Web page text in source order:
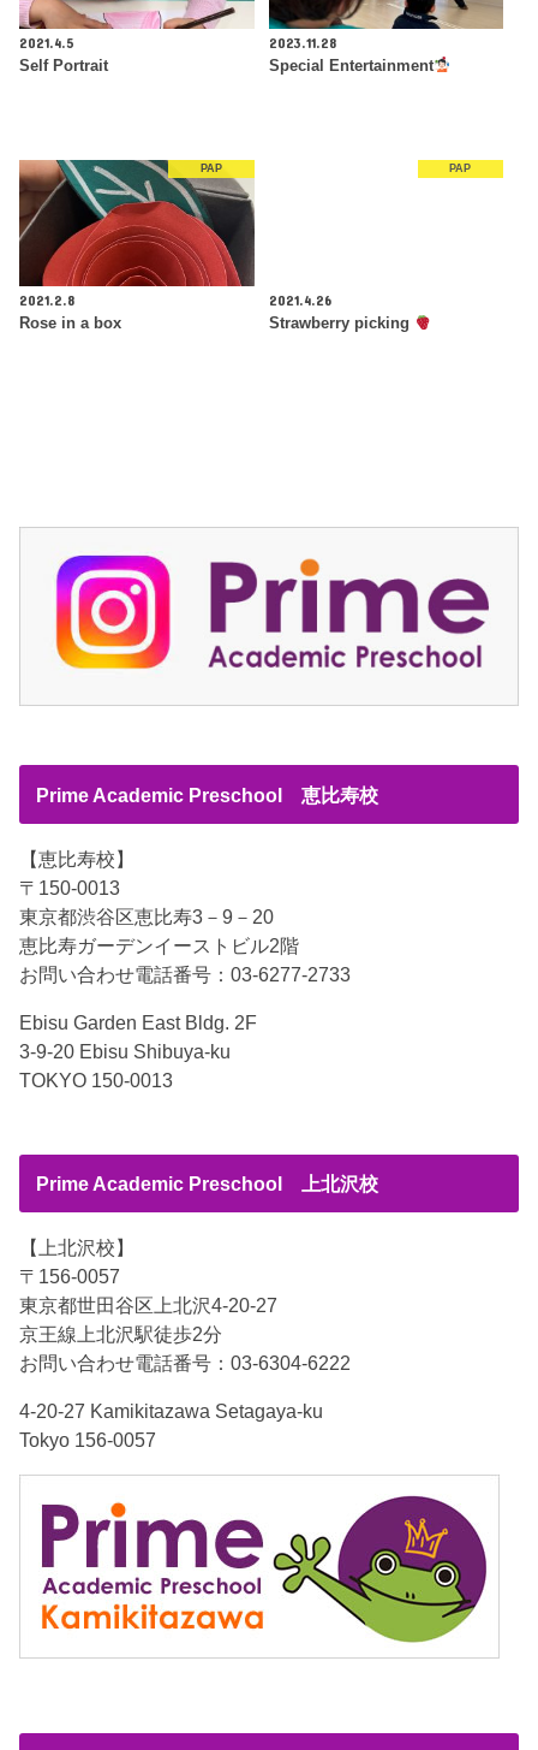
2021.4.5
Self Portrait
2023.11.28
Special Entertainment
PAP
2021.2.8
Rose in a box
PAP
2021.4.26
Strawberry picking
Prime Academic Preschool 恵比寿校
【恵比寿校】
〒150-0013
東京都渋谷区恵比寿3－9－20
恵比寿ガーデンイーストビル2階
お問い合わせ電話番号：03-6277-2733
Ebisu Garden East Bldg. 2F
3-9-20 Ebisu Shibuya-ku
TOKYO 150-0013
Prime Academic Preschool 上北沢校
【上北沢校】
〒156-0057
東京都世田谷区上北沢4-20-27
京王線上北沢駅徒歩2分
お問い合わせ電話番号：03-6304-6222
4-20-27 Kamikitazawa Setagaya-ku
Tokyo 156-0057